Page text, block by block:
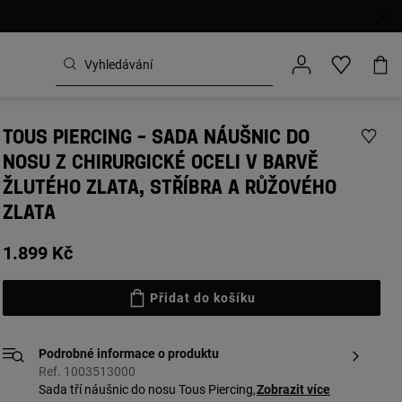
TOUS PIERCING – SADA NÁUŠNIC DO
NOSU Z CHIRURGICKÉ OCELI V BARVĚ
ŽLUTÉHO ZLATA, STŘÍBRA A RŮŽOVÉHO
ZLATA
1.899 Kč
Přidat do košíku
Podrobné informace o produktu
Ref. 1003513000
Sada tří náušnic do nosu Tous Piercing,Zobrazit více